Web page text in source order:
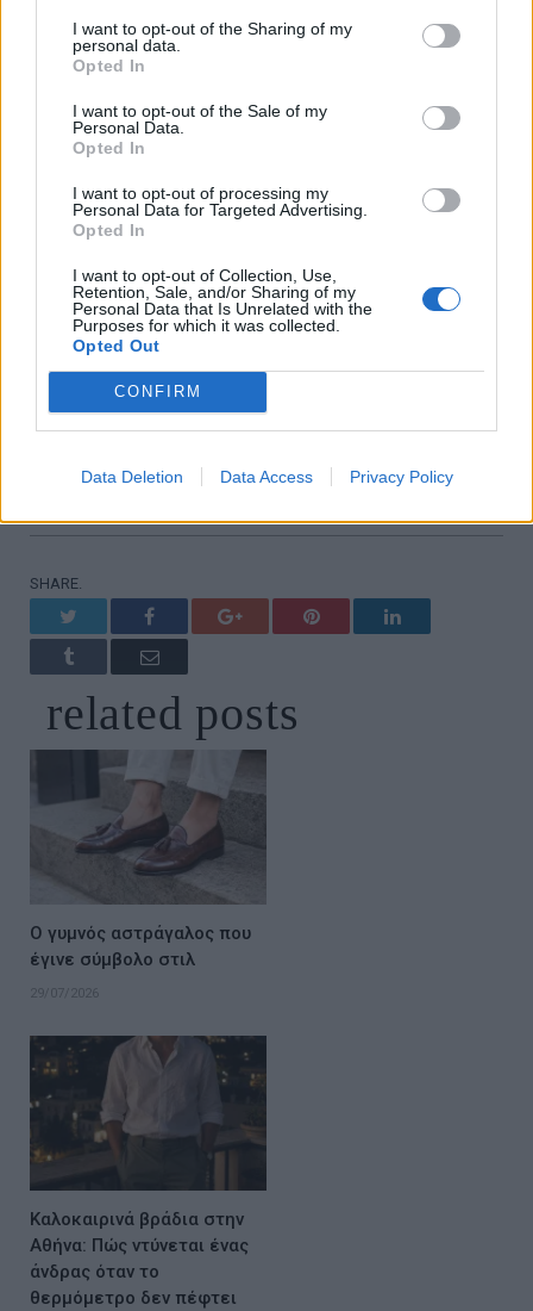
I want to opt-out of the Sharing of my
personal data.
Opted In
I want to opt-out of the Sale of my
Personal Data.
Opted In
I want to opt-out of processing my
Personal Data for Targeted Advertising.
Opted In
I want to opt-out of Collection, Use,
Retention, Sale, and/or Sharing of my
Personal Data that Is Unrelated with the
Purposes for which it was collected.
Opted Out
CONFIRM
Data Deletion Data Access Privacy Policy
με το χρώμα και το μέγεθος που θα επιλέξετε.
Αν λοιπόν ψάχνετε ένα ζευγάρι παντόφλες που θα
κρατήσει τα πόδια σας ζεστά αυτό το lockdown ή
Bobs Ice Angel Slippersείναι η ιδανική επιλογή!
Διαβάστε επίσης:
δεν θα θέλεις να βγάλεις από πάνω σου
στο lockdown
SHARE.
Facebook Google+ Pinterest LinkedIn
Tumblr Email
related posts
Ο γυμνός αστράγαλος που
έγινε σύμβολο στιλ
29/07/2026
Καλοκαιρινά βράδια στην
Αθήνα: Πώς ντύνεται ένας
άνδρας όταν το
θερμόμετρο δεν πέφτει